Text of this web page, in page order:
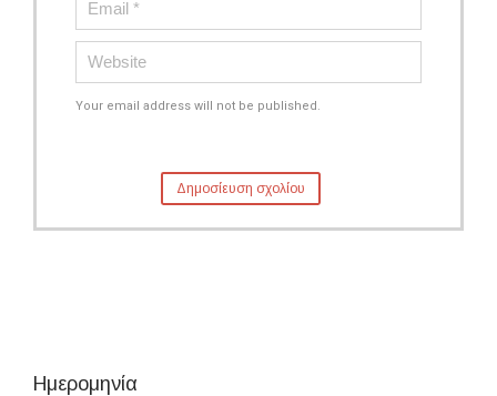
Your email address will not be published.
Ημερομηνία